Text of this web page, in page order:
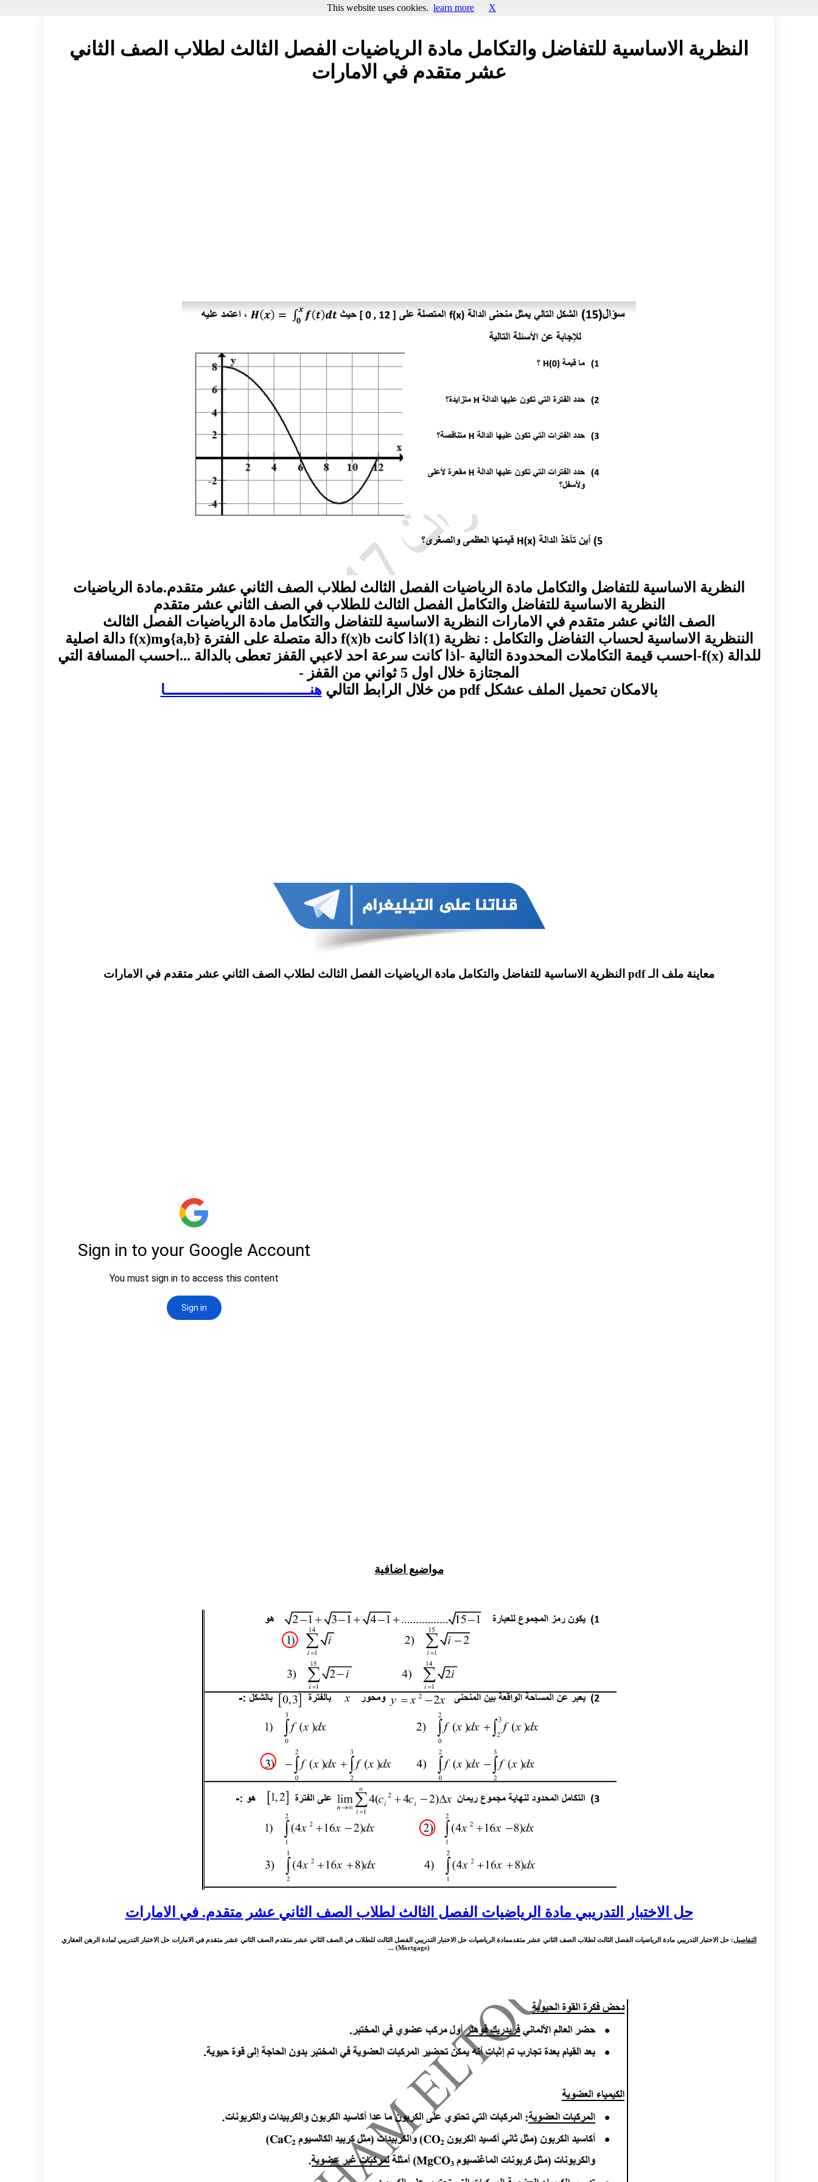
النظرية الاساسية للتفاضل والتكامل مادة الرياضيات الفصل الثالث لطلاب الصف الثاني
عشر متقدم في الامارات
النظرية الاساسية للتفاضل والتكامل مادة الرياضيات الفصل الثالث لطلاب الصف الثاني عشر متقدم.مادة الرياضيات
النظرية الاساسية للتفاضل والتكامل الفصل الثالث للطلاب في الصف الثاني عشر متقدم
الصف الثاني عشر متقدم في الامارات النظرية الاساسية للتفاضل والتكامل مادة الرياضيات الفصل الثالث
الننظرية الاساسية لحساب التفاضل والتكامل : نظرية (1)اذا كانت f(x)b دالة متصلة على الفترة {a,b}وf(x)m دالة اصلية
للدالة f(x)-احسب قيمة التكاملات المحدودة التالية -اذا كانت سرعة احد لاعبي القفز تعطى بالدالة ...احسب المسافة التي
المجتازة خلال اول 5 ثواني من القفز -
بالامكان تحميل الملف عشكل pdf من خلال الرابط التالي
هنــــــــــــــــــــــــــــــــــا
معاينة ملف الـ pdf النظرية الاساسية للتفاضل والتكامل مادة الرياضيات الفصل الثالث لطلاب الصف الثاني عشر متقدم في الامارات
مواضيع اضافية
حل الاختبار التدريبي مادة الرياضيات الفصل الثالث لطلاب الصف الثاني عشر متقدم. في الامارات
التفاصيل: حل الاختبار التدريبي مادة الرياضيات الفصل الثالث لطلاب الصف الثاني عشر متقدممادة الرياضيات حل الاختبار التدريبي الفصل الثالث للطلاب في الصف الثاني عشر متقدم الصف الثاني عشر متقدم في الامارات حل الاختبار التدريبي لمادة الرهن العقاري
(Mortgage) ...
This website uses cookies. learn more X